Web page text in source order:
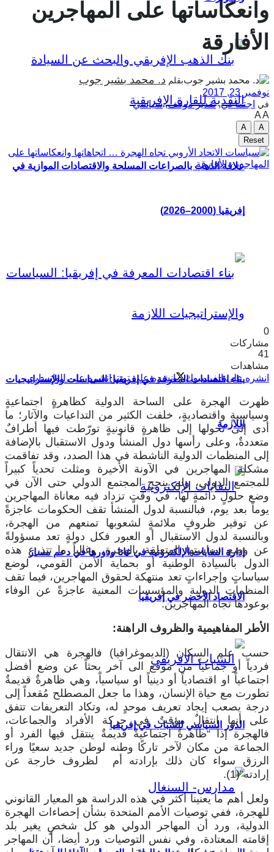
علاقة الذهب بالصراعات المسلحة والاقتصادات الموازية في
إفريقيا (2000–2026)
بناء اقتصادات المعرفة في إفريقيا: السياسات والإستراتيجيات
اللازمة
إدارة النفايات الإلكترونية في غانا ودورها في دعم مسار
الاقتصاد الأخضر في إفريقيا
الدور السياسي للشباب في إفريقيا
على المهاجرين
بقلمد. محمد بشير جوب
23, 2017
اجتماعي,تقدير موقف,سياسي
A
Reset
على الفيسبوك
انشره على تويترانشره على الواتساب
الهجرة على الساحة الدولية كظاهرةٍ اجتماعيةٍ
واقتصاديةٍ، خلفت الكثير من التداعيات والآثار؛ ما
إلى تحولها إلى ظاهرةٍ قانونيةٍ تورّطت فيها أطرافٌ
وعلى رأسها دول المنشأ ودول الاستقبال بالإضافة
المنظمات الدولية الناشطة في هذا الصدد، وقد تفاقمت
المهاجرين في الآونة الأخيرة ومثلت تحدياً كبيراً
الدولي، ولم ينجح المجتمع الدولي حتى الآن في
حلولٍ دائمةٍ لها، في وقتٍ تزداد فيه معاناة المهاجرين
بعد يوم، فبالنسبة لدول المنشأ تقف الحكومات عاجزةً
توفير ظروفٍ ملائمةٍ لشعوبها تمنعهم من الهجرة،
لدول الاستقبال أو العبور فكل دولةٍ تعد مسؤولةً
وضع سياستها المتعلقة بالهجرة، وغالباً ما تتذرع هذه
بالسيادة الوطنية أو بحماية الأمن القومي، لوضع
وإجراءاتٍ تعد منتهكة لحقوق المهاجرين، فيما تقف
الدولية والمؤسسات المعنية عاجزةً عن الوفاء
تجاه المهاجرين.
المفاهيمية والظروف الراهنة:
علم السكان (الديموغرافيا) فالهجرة هي الانتقال
أو جماعياً من موقع الى آخر بحثاً عن وضع أفضل
او اقتصادياً أو دينياً او سياسياً، وهي ظاهرةٌ قديمةٌ
مع حياة الإنسان، وهذا ما جعل المصطلح مُقعداً إلى
يصعب إيجاد تعريف موحدٍ له، وتكاد التعريفات تتفق
أنها انتقالٌ مؤقتٌ في حركة الأفراد والجماعات،
إذاً “ظاهرةٌ اجتماعيةٌ قديمةٌ ينتقل فيها الفرد أو
من مكان لآخر تاركًا وطنه لوطن جديد سعيًا وراء
سواء كان ذلك بإرادته أم لظروف خارجة عن
أهم ما يعنينا أكثر في هذه الدراسة هو المعيار القانوني
ففي توصيات الأمم المتحدة بشأن إحصاءات الهجرة
ورد أن المهاجر الدولي هو كل شخصٍ يغير بلد
المعتادة، وفي نفس التوصيات ورد أيضا، أن المهاجر